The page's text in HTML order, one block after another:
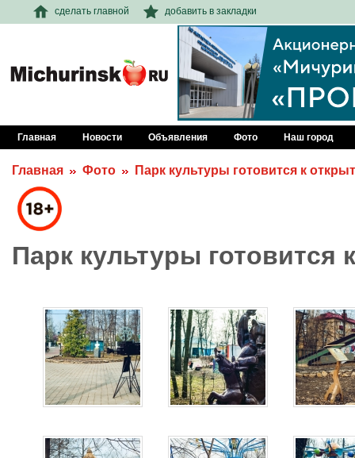
сделать главной добавить в закладки
Главная Новости Объявления Фото Наш город
Главная Фото Парк культуры готовится к
Парк культуры готовится